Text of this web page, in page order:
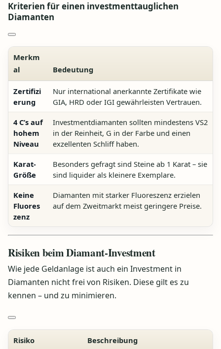
Kriterien für einen investmenttauglichen
Diamanten
Merkm
al
Bedeutung
Zertifizi
erung
Nur international anerkannte Zertifikate wie
GIA, HRD oder IGI gewährleisten Vertrauen.
4 C’s auf
hohem
Niveau
Investmentdiamanten sollten mindestens VS2
in der Reinheit, G in der Farbe und einen
exzellenten Schliff haben.
Karat-
Größe
Besonders gefragt sind Steine ab 1 Karat – sie
sind liquider als kleinere Exemplare.
Keine
Fluores
zenz
Diamanten mit starker Fluoreszenz erzielen
auf dem Zweitmarkt meist geringere Preise.
Risiken beim Diamant-Investment
Wie jede Geldanlage ist auch ein Investment in
Diamanten nicht frei von Risiken. Diese gilt es zu
kennen – und zu minimieren.
Risiko Beschreibung